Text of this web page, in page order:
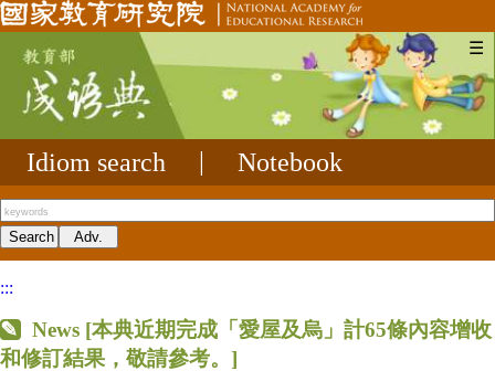
☰
Idiom search Notebook
:::
News [本典近期完成「愛屋及烏」計65條內容增收
和修訂結果，敬請參考。]